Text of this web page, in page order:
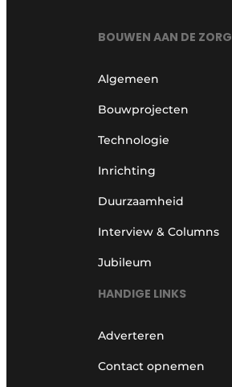
BOUWEN AAN DE ZORG
Algemeen
Bouwprojecten
Technologie
Inrichting
Duurzaamheid
Interview & Columns
Jubileum
HANDIGE LINKS
Adverteren
Contact opnemen